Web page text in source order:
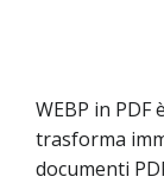
WEBP in
trasforma
documenti